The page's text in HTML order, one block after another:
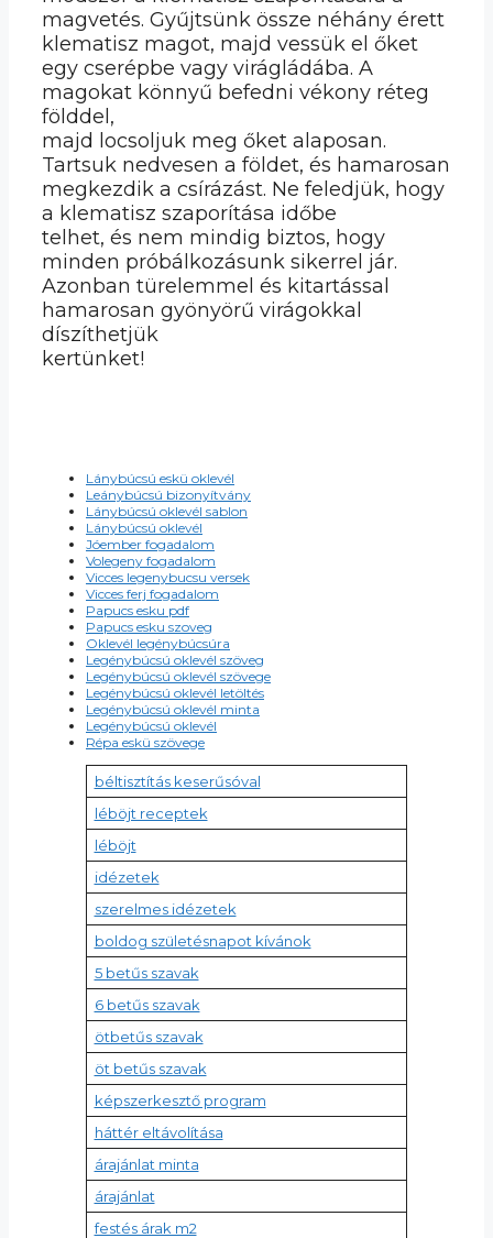
magvetés. Gyűjtsünk össze néhány érett
klematisz magot, majd vessük el őket
egy cserépbe vagy virágládába. A
magokat könnyű befedni vékony réteg
földdel,
majd locsoljuk meg őket alaposan.
Tartsuk nedvesen a földet, és hamarosan
megkezdik a csírázást. Ne feledjük, hogy
a klematisz szaporítása időbe
telhet, és nem mindig biztos, hogy
minden próbálkozásunk sikerrel jár.
Azonban türelemmel és kitartással
hamarosan gyönyörű virágokkal
díszíthetjük
kertünket!
Lánybúcsú eskü oklevél
Leánybúcsú bizonyítvány
Lánybúcsú oklevél sablon
Lánybúcsú oklevél
Jóember fogadalom
Volegeny fogadalom
Vicces legenybucsu versek
Vicces ferj fogadalom
Papucs esku pdf
Papucs esku szoveg
Oklevél legénybúcsúra
Legénybúcsú oklevél szöveg
Legénybúcsú oklevél szövege
Legénybúcsú oklevél letöltés
Legénybúcsú oklevél minta
Legénybúcsú oklevél
Répa eskü szövege
béltisztítás keserűsóval
léböjt receptek
léböjt
idézetek
szerelmes idézetek
boldog születésnapot kívánok
5 betűs szavak
6 betűs szavak
ötbetűs szavak
öt betűs szavak
képszerkesztő program
háttér eltávolítása
árajánlat minta
árajánlat
festés árak m2